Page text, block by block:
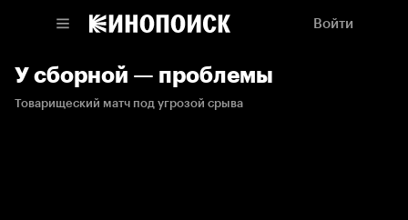
Войти
У сборной — проблемы
Товарищеский матч под угрозой срыва